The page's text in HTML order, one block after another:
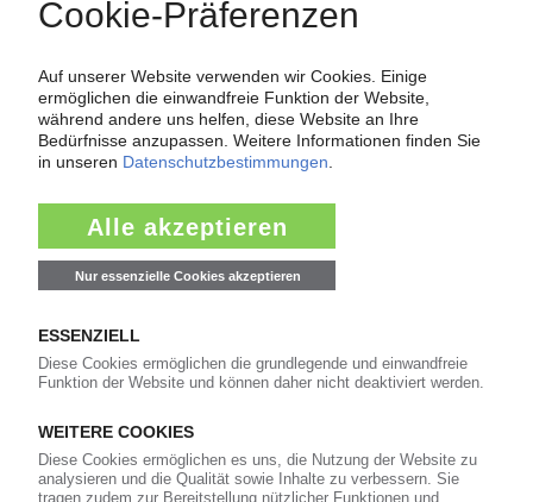
Als einer der Internet-Pioniere der Kunststoffindustrie
und Führungskräfte der Branche mit täglichen
Nachrichten rund um das Thema "Kunststoffe". Im Fokus
der Berichterstattung ist dabei die Preisentwicklung für
Kunststoffe sowie Märkte, Unternehmen, Produkte,
Material, Anwendungen und Verpackungen.
Weiterhin bietet das KunststoffWeb geeignete
Bezugsquellen für den Einkauf sowie nützlichen Service-
Nachrichten
Branche
Technologie
Polymerpreise